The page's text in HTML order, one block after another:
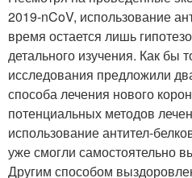
2019-nCoV, использование
время остается лишь
детального изучения. Как бы
исследования предложили
способа лечения нового
потенциальных методов
использование антител-
уже смогли самостоятельно
Другим способом